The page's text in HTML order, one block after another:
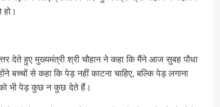
हो।
देते हुए मुख्यमंत्री श्री चौहान ने कहा कि मैंने आज सुबह पौधा
बच्चों से कहा कि पेड़ नहीं काटना चाहिए, बल्कि पेड़ लगाना
भी पेड़ कुछ न कुछ देते हैं।